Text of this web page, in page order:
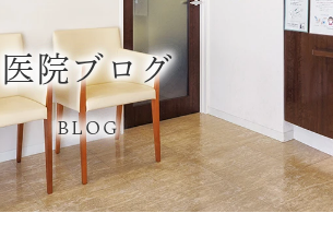
医院ブログ
BLOG